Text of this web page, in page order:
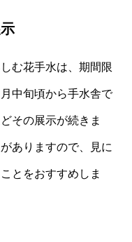
む花手水は、期間限
中旬頃から手水舎で
その展示が続きま
ありますので、見に
とをおすすめしま